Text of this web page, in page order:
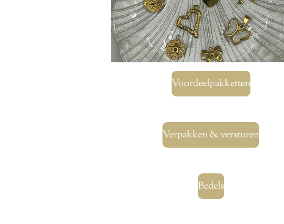
Voordeelpakketten
Verpakken & versturen
Bedels